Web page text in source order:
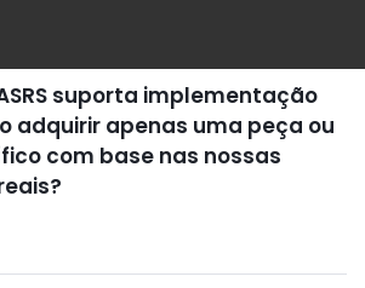
suporta implementação
adquirir apenas uma peça ou
com base nas nossas